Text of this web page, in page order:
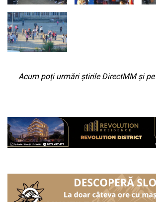
Acum poți urmări știrile DirectMM și pe